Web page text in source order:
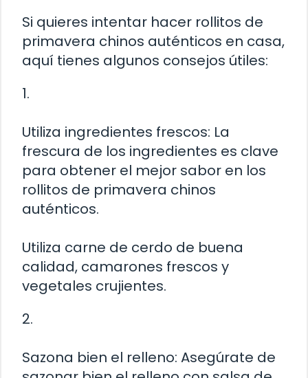
Si quieres intentar hacer rollitos de
primavera chinos auténticos en casa,
aquí tienes algunos consejos útiles:
1.
Utiliza ingredientes frescos: La
frescura de los ingredientes es clave
para obtener el mejor sabor en los
rollitos de primavera chinos
auténticos.
Utiliza carne de cerdo de buena
calidad, camarones frescos y
vegetales crujientes.
2.
Sazona bien el relleno: Asegúrate de